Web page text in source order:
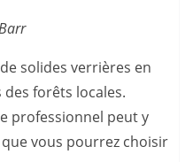
solides verrières en
forêts locales.
professionnel peut y
vous pourrez choisir